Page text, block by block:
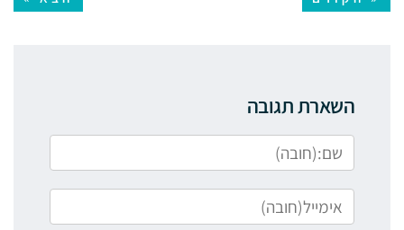
השארת תגובה